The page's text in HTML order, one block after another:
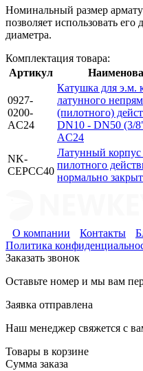
Номинальный размер
позволяет использовать его
диаметра.
Комплектация товара:
Артикул
0927-
0200-
AC24
Катушка для э.м.
латунного
(пилотного)
DN10 - DN50 (3/
AC24
NK-
CEPCС40
Латунный корпус
пилотного
нормально
О компании Контакты
Политика
Заказать звонок
Оставьте номер и мы вам
Заявка отправлена
Наш менеджер свяжется с
Товары в корзине
Сумма заказа